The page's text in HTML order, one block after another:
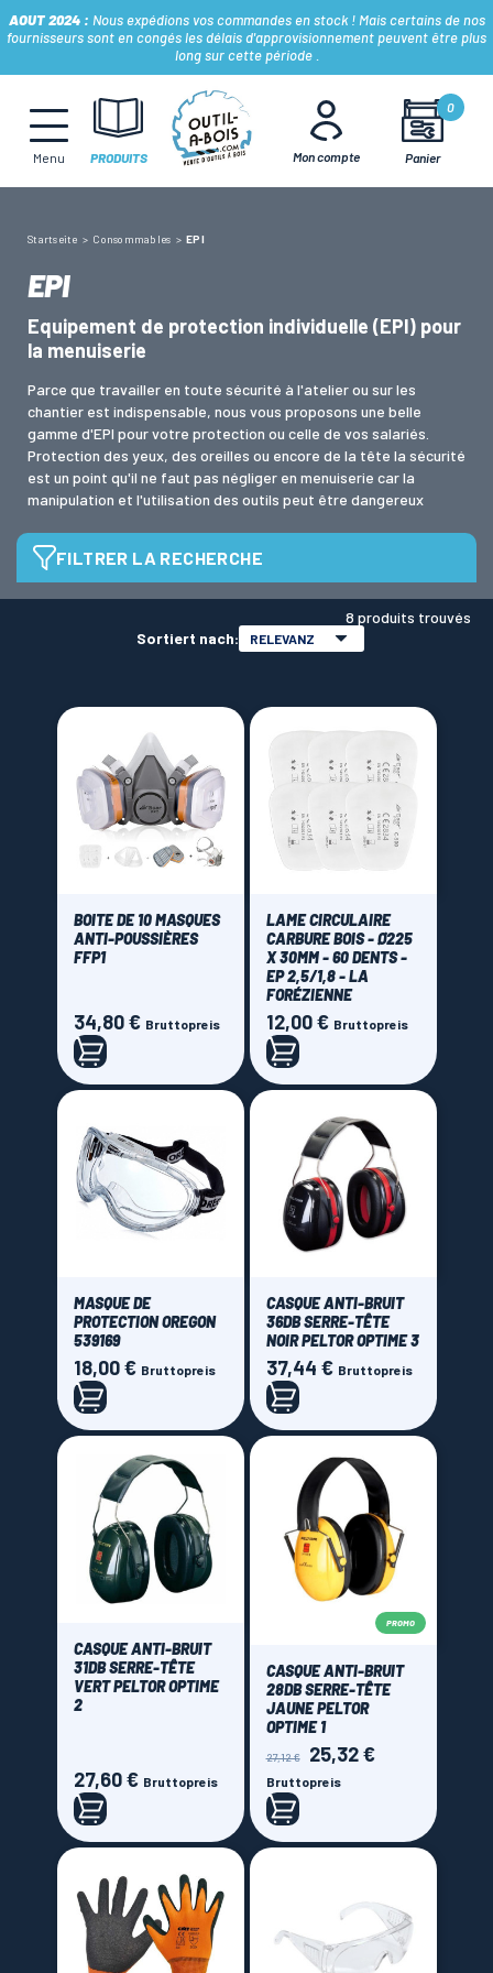
AOUT 2024 : Nous expédions vos commandes en stock ! Mais certains de nos
fournisseurs sont en congés les délais d'approvisionnement peuvent être plus
long sur cette période .
Menu PRODUITS Mon compte Panier
0
MÈCHES, FRAISES & FORETS
LAMES & DISQUES
CONSOMMABLES
OUTILS À MAIN
FERS & PLAQUETTES
LAMES SCIES RUBAN
Startseite Consommables EPI
EPI
Equipement de protection individuelle (EPI) pour
la menuiserie
Parce que travailler en toute sécurité à l'atelier ou sur les
chantier est indispensable, nous vous proposons une belle
gamme d'EPI pour votre protection ou celle de vos salariés.
Protection des yeux, des oreilles ou encore de la tête la sécurité
est un point qu'il ne faut pas négliger en menuiserie car la
manipulation et l'utilisation des outils peut être dangereux
FILTRER LA RECHERCHE
Type d'EPI
Casques (3)
Brand
(3)
OAB(2)
Oregon (1)
Price
0,00 € - 45,00 €
8 produits trouvés
Sortiert nach:
RELEVANZ
BOITE DE 10 MASQUES
ANTI-POUSSIÈRES
FFP1
Preis
34,80 € Bruttopreis
LAME CIRCULAIRE
CARBURE BOIS - Ø225
X 30MM - 60 DENTS -
EP 2,5/1,8 - LA
FORÉZIENNE
Preis
12,00 € Bruttopreis
MASQUE DE
PROTECTION OREGON
539169
Preis
18,00 € Bruttopreis
CASQUE ANTI-BRUIT
36DB SERRE-TÊTE
NOIR PELTOR OPTIME 3
Preis
37,44 € Bruttopreis
CASQUE ANTI-BRUIT
31DB SERRE-TÊTE
VERT PELTOR OPTIME
2
Preis
27,60 € Bruttopreis
PROMO
CASQUE ANTI-BRUIT
28DB SERRE-TÊTE
JAUNE PELTOR
OPTIME 1
Verkaufspreis
27,12 € Preis
25,32 €
Bruttopreis